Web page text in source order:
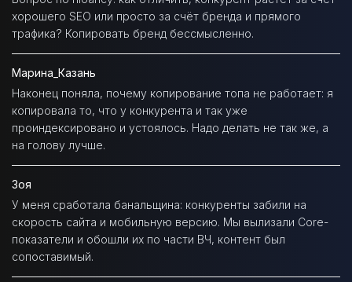
хорошего SEO или просто за счёт бренда и прямого
трафика? Копировать бренд бессмысленно.
Марина_Казань
Наконец поняла, почему копирование топа не работает: я
копировала то, что у конкурента и так уже
проиндексировано и устоялось. Надо делать не так же, а
на голову лучше.
Зоя
У меня сработала банальщина: конкуренты забили на
скорость сайта и мобильную версию. Мы вылизали Core-
показатели и обошли их по части ВЧ, контент был
сопоставимый.